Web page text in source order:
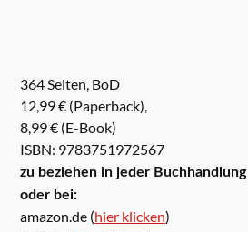
364 Seiten, BoD
12,99 € (Paperback),
8,99 € (E-Book)
ISBN: 9783751972567
zu beziehen in jeder Buchhandlung
oder bei:
amazon.de (hier klicken)